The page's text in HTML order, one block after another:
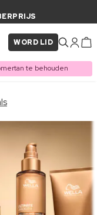
WORD LID
te behouden